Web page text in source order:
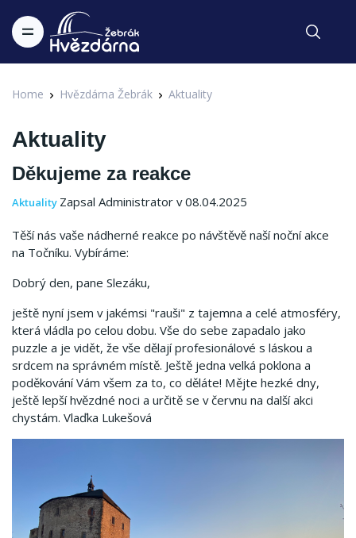
Home Hvězdárna Žebrák Aktuality
Aktuality
Děkujeme za reakce
Aktuality Zapsal Administrator v 08.04.2025
Těší nás vaše nádherné reakce po návštěvě naší noční akce
na Točníku. Vybíráme:
Dobrý den, pane Slezáku,
ještě nyní jsem v jakémsi "rauši" z tajemna a celé atmosféry,
která vládla po celou dobu. Vše do sebe zapadalo jako
puzzle a je vidět, že vše dělají profesionálové s láskou a
srdcem na správném místě. Ještě jedna velká poklona a
poděkování Vám všem za to, co děláte! Mějte hezké dny,
ještě lepší hvězdné noci a určitě se v červnu na další akci
chystám. Vlaďka Lukešová